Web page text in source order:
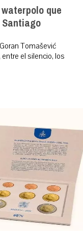
que
Tomašević
el silencio, los